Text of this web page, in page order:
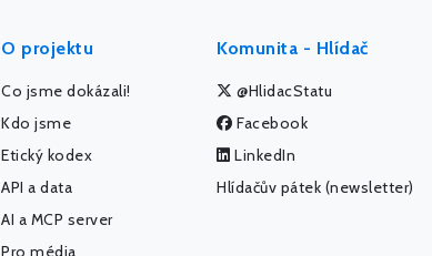
O projektu
Co jsme dokázali!
Kdo jsme
Etický kodex
API a data
AI a MCP server
Pro média
Komunita - Hlídač
@HlidacStatu
Facebook
LinkedIn
Hlídačův pátek (newsletter)